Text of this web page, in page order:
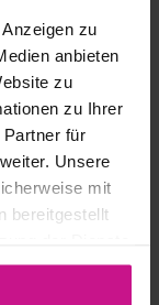
zu
anbieten
zu
zu Ihrer
für
Unsere
mit
bereitgestellt